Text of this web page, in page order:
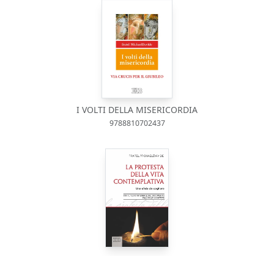
I VOLTI DELLA MISERICORDIA
9788810702437